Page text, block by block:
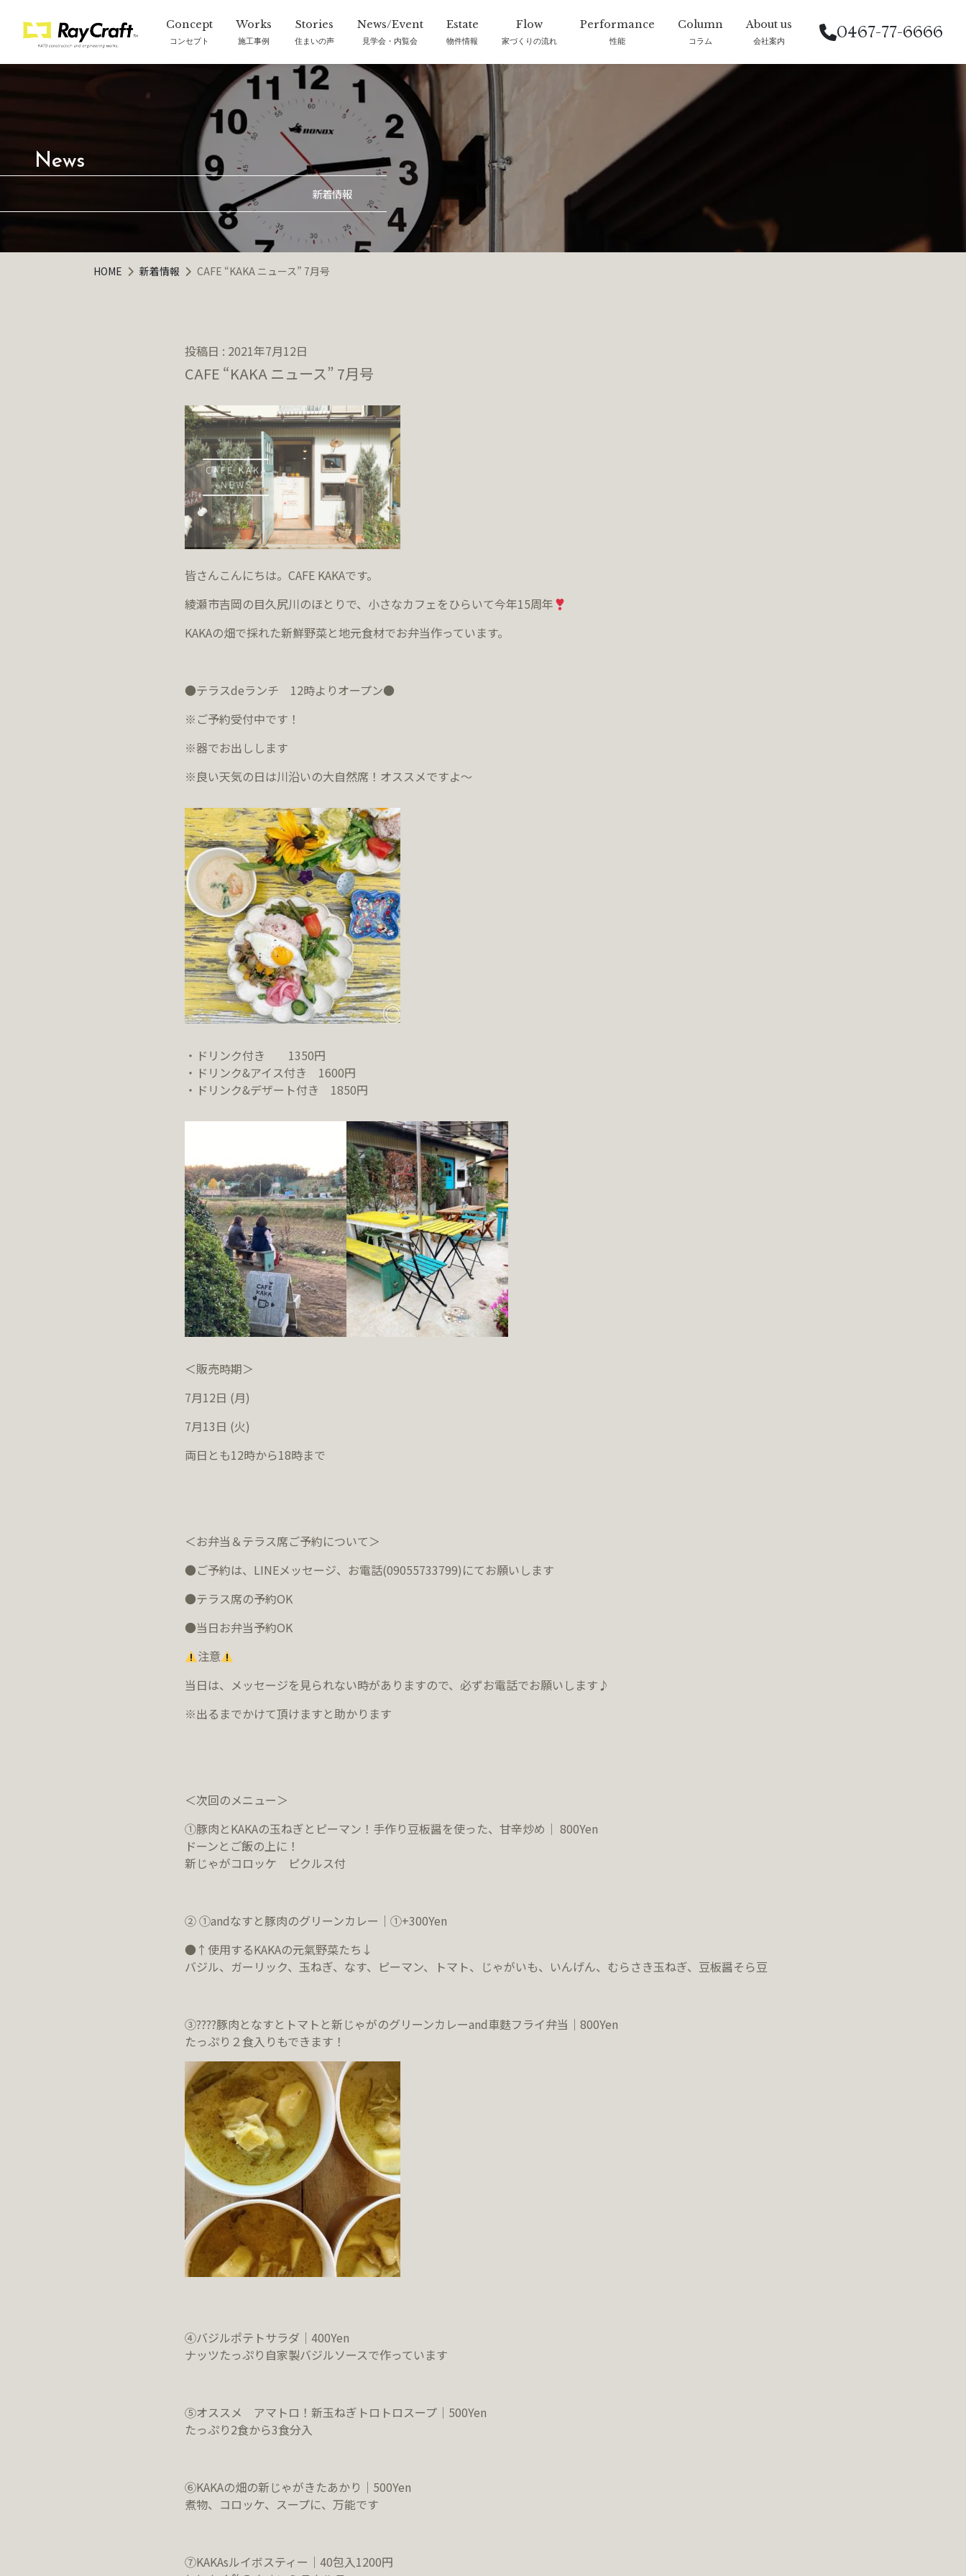
コンセプト 施工事例 住まいの声 見学会・内覧会 物件情報 家づくりの流れ 性能 コラム 会社案内 0467-77-6666
新着情報
HOME 新着情報 CAFE “KAKA ニュース” 7月号
投稿日 : 2021年7月12日
CAFE “KAKA ニュース” 7月号
皆さんこんにちは。CAFE KAKAです。
綾瀬市吉岡の目久尻川のほとりで、小さなカフェをひらいて今年15周年
KAKAの畑で採れた新鮮野菜と地元食材でお弁当作っています。
●テラスdeランチ 12時よりオープン●
※ご予約受付中です！
※器でお出しします
※良い天気の日は川沿いの大自然席！オススメですよ～
・ドリンク付き 1350円
・ドリンク&アイス付き 1600円
・ドリンク&デザート付き 1850円
＜販売時期＞
7月12日 (月)
7月13日 (火)
両日とも12時から18時まで
＜お弁当＆テラス席ご予約について＞
●ご予約は、 LINEメッセージ、お電話(09055733799)にてお願いします
●テラス席の予約OK
●当日お弁当予約OK
注意
当日は、メッセージを見られない時がありますので、必ずお電話でお願いします♪
※出るまでかけて頂けますと助かります
＜次回のメニュー＞
①豚肉とKAKAの玉ねぎとピーマン！手作り豆板醤を使った、甘辛炒め｜ 800Yen
ドーンとご飯の上に！
新じゃがコロッケ ピクルス付
② ①andなすと豚肉のグリーンカレー｜①+300Yen
●↑使用するKAKAの元氣野菜たち↓
バジル、ガーリック、玉ねぎ、なす、ピーマン、トマト、じゃがいも、いんげん、むらさき玉ねぎ、豆板醤そら豆
③????豚肉となすとトマトと新じゃがのグリーンカレーand車麩フライ弁当｜800Yen
たっぷり２食入りもできます！
④バジルポテトサラダ｜400Yen
ナッツたっぷり自家製バジルソースで作っています
⑤オススメ アマトロ！新玉ねぎトロトロスープ｜500Yen
たっぷり2食から3食分入
⑥KAKAの畑の新じゃがきたあかり｜500Yen
煮物、コロッケ、スープに、万能です
⑦KAKAsルイボスティー｜40包入1200円